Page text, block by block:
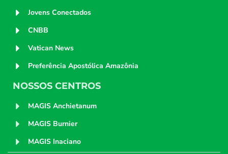
Jovens Conectados
CNBB
Vatican News
Preferência Apostólica Amazônia
NOSSOS CENTROS
MAGIS Anchietanum
MAGIS Burnier
MAGIS Inaciano